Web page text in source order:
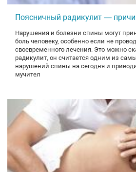
Поясничный радикулит ―
Нарушения и болезни спины могут
боль человеку, особенно если не
своевременного лечения. Это можно
радикулит, он считается одним из
нарушений спины на сегодня и
мучител